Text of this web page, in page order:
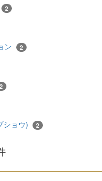
2
ン 2
2
ショウ) 2